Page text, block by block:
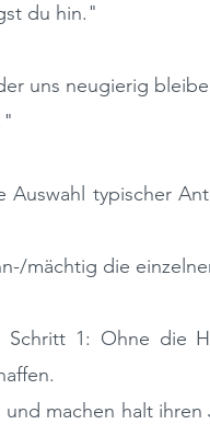
du hin."
uns neugierig
Auswahl typischer
mächtig die
1: Ohne die
und machen halt